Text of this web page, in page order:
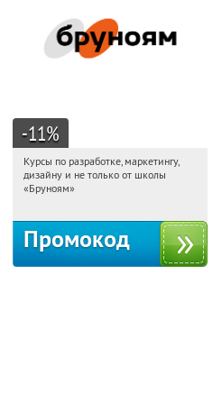
-11%
22:12:41
Получи первым!
Россия
Курсы по разработке, маркетингу,
дизайну и не только от школы
«Бруноям»
Промокод